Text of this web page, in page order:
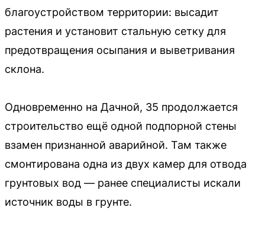
благоустройством территории: высадит
растения и установит стальную сетку для
предотвращения осыпания и выветривания
склона.
Одновременно на Дачной, 35 продолжается
строительство ещё одной подпорной стены
взамен признанной аварийной. Там также
смонтирована одна из двух камер для отвода
грунтовых вод — ранее специалисты искали
источник воды в грунте.